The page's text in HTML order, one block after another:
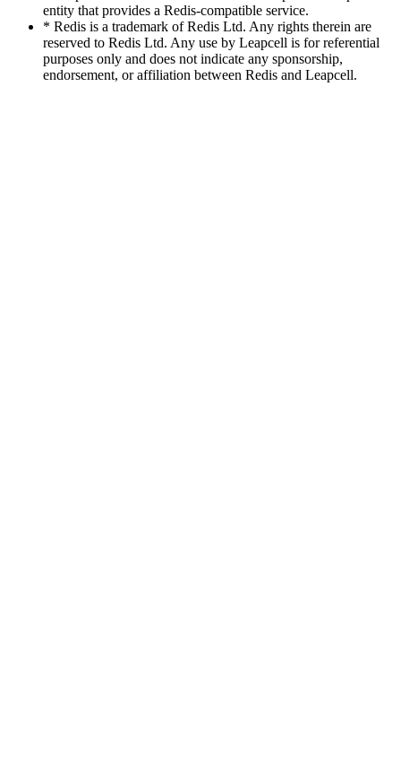
entity that provides a Redis-compatible service.
* Redis is a trademark of Redis Ltd. Any rights therein are
reserved to Redis Ltd. Any use by Leapcell is for referential
purposes only and does not indicate any sponsorship,
endorsement, or affiliation between Redis and Leapcell.